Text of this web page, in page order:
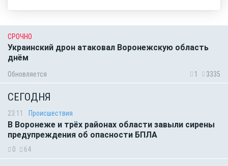
СРОЧНО
Украинский дрон атаковал Воронежскую область
днём
Обновляется 1 3335
СЕГОДНЯ
23:11 Происшествия
В Воронеже и трёх районах области завыли сирены
предупреждения об опасности БПЛА
0 64